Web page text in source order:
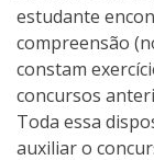
estudante
compreensão
constam
concursos
Toda essa
auxiliar o